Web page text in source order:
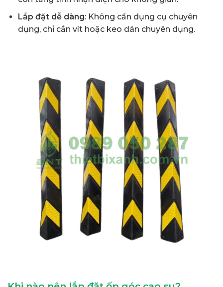
Lắp đặt dễ dàng: Không cần dụng cụ chuyên
dụng, chỉ cần vít hoặc keo dán chuyên dụng.